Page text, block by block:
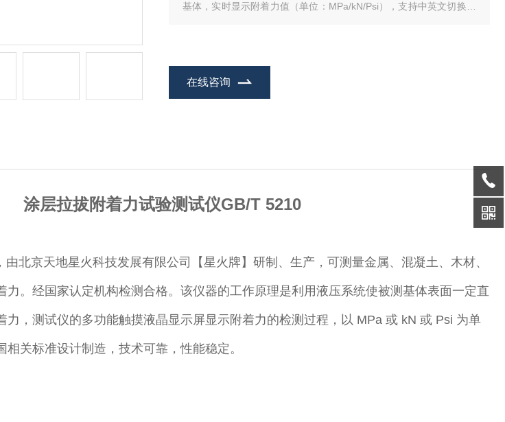
基体，实时显示附着力值（单位：MPa/kN/Psi），支持中英文切换，
在线咨询
涂层拉拔附着力试验测试仪GB/T 5210
北京天地星火科技发展有限公司【星火牌】研制、生产，可测量金属、混凝土、木材、
力。经国家认定机构检测合格。该仪器的工作原理是利用液压系统使被测基体表面一定直
力，测试仪的多功能触摸液晶显示屏显示附着力的检测过程，以 MPa 或 kN 或 Psi 为单
关标准设计制造，技术可靠，性能稳定。